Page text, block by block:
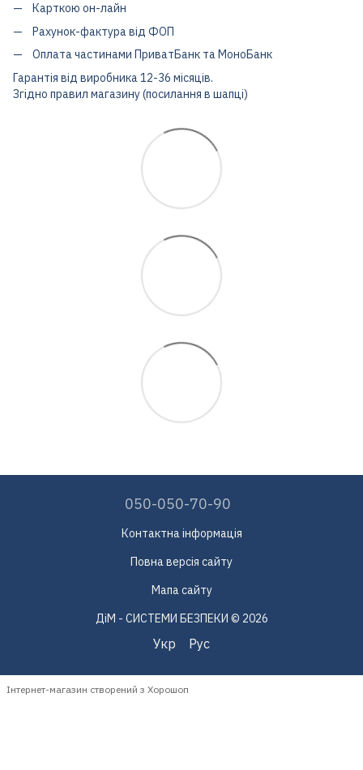
Карткою он-лайн
Рахунок-фактура від ФОП
Оплата частинами ПриватБанк та МоноБанк
Гарантія від виробника 12-36 місяців.
Згідно правил магазину (посилання в шапці)
050-050-70-90
Контактна інформація
Повна версія сайту
Мапа сайту
ДіМ - СИСТЕМИ БЕЗПЕКИ © 2026
Укр Рус
Інтернет-магазин створений з Хорошоп